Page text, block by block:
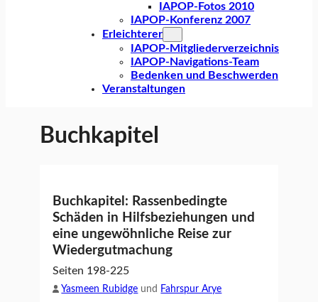
IAPOP-Fotos 2010
IAPOP-Konferenz 2007
Erleichterer
IAPOP-Mitgliederverzeichnis
IAPOP-Navigations-Team
Bedenken und Beschwerden
Veranstaltungen
Buchkapitel
Buchkapitel: Rassenbedingte
Schäden in Hilfsbeziehungen und
eine ungewöhnliche Reise zur
Wiedergutmachung
Seiten 198-225
Yasmeen Rubidge und Fahrspur Arye